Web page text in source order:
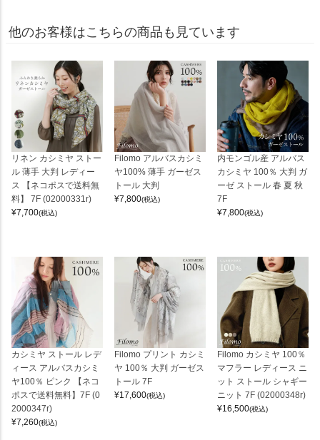
他のお客様はこちらの商品も見ています
リネン カシミヤ ストー
ル 薄手 大判 レディー
ス 【ネコポスで送料無
料】 7F (02000331r)
¥7,700(税込)
Filomo アルバスカシミ
ヤ100% 薄手 ガーゼス
トール 大判
¥7,800(税込)
内モンゴル産 アルバス
カシミヤ 100％ 大判 ガ
ーゼ ストール 春 夏 秋
7F
¥7,800(税込)
カシミヤ ストール レデ
ィース アルバスカシミ
ヤ100％ ピンク 【ネコ
ポスで送料無料】7F (0
2000347r)
¥7,260(税込)
Filomo プリント カシミ
ヤ 100％ 大判 ガーゼス
トール 7F
¥17,600(税込)
Filomo カシミヤ 100％
マフラー レディース ニ
ット ストール シャギー
ニット 7F (02000348r)
¥16,500(税込)